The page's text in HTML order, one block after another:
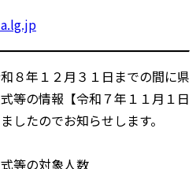
８年１２月３１日までの間に県
等の情報【令和７年１１月１日
したのでお知らせします。
等の対象人数